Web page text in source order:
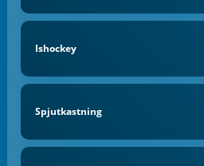
Ishockey
Spjutkastning